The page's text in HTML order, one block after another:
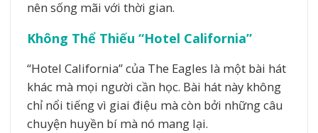
nên sống mãi với thời gian.
Không Thể Thiếu “Hotel California”
“Hotel California” của The Eagles là một bài hát
khác mà mọi người cần học. Bài hát này không
chỉ nổi tiếng vì giai điệu mà còn bởi những câu
chuyện huyền bí mà nó mang lại.